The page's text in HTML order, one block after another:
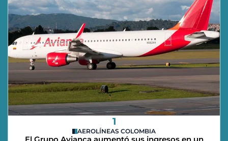
1
AEROLÍNEAS COLOMBIA